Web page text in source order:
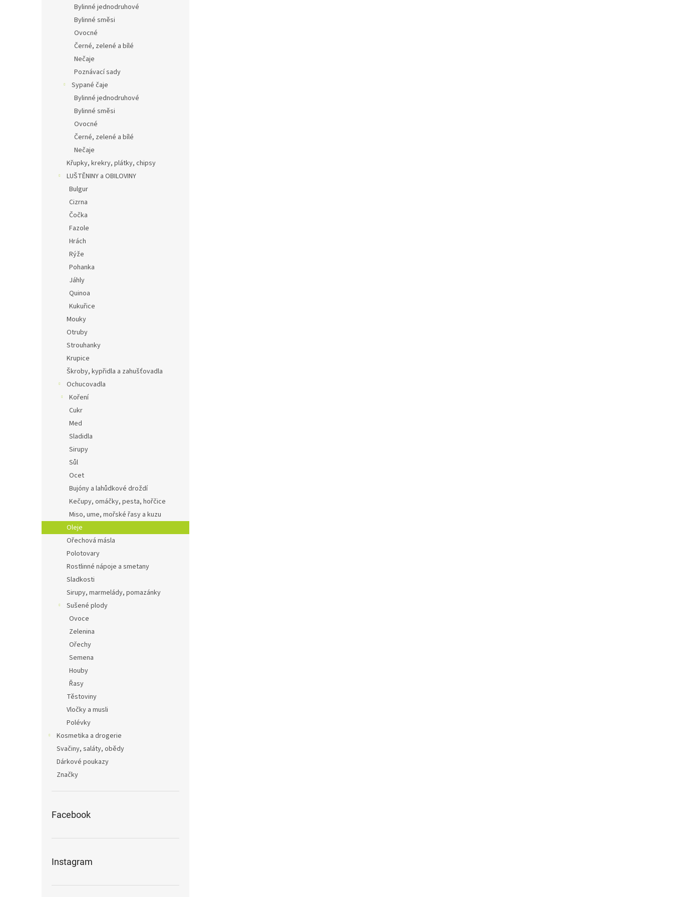
Bylinné jednodruhové
Bylinné směsi
Ovocné
Černé, zelené a bílé
Nečaje
Poznávací sady
Sypané čaje
Bylinné jednodruhové
Bylinné směsi
Ovocné
Černé, zelené a bílé
Nečaje
Křupky, krekry, plátky, chipsy
LUŠTĚNINY a OBILOVINY
Bulgur
Cizrna
Čočka
Fazole
Hrách
Rýže
Pohanka
Jáhly
Quinoa
Kukuřice
Mouky
Otruby
Strouhanky
Krupice
Škroby, kypřidla a zahušťovadla
Ochucovadla
Koření
Cukr
Med
Sladidla
Sirupy
Sůl
Ocet
Bujóny a lahůdkové droždí
Kečupy, omáčky, pesta, hořčice
Miso, ume, mořské řasy a kuzu
Oleje
Ořechová másla
Polotovary
Rostlinné nápoje a smetany
Sladkosti
Sirupy, marmelády, pomazánky
Sušené plody
Ovoce
Zelenina
Ořechy
Semena
Houby
Řasy
Těstoviny
Vločky a musli
Polévky
Kosmetika a drogerie
Svačiny, saláty, obědy
Dárkové poukazy
Značky
Facebook
Instagram